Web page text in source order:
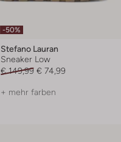
-50%
Stefano Lauran
Sneaker Low
€ 149,99 € 74,99
+ mehr farben